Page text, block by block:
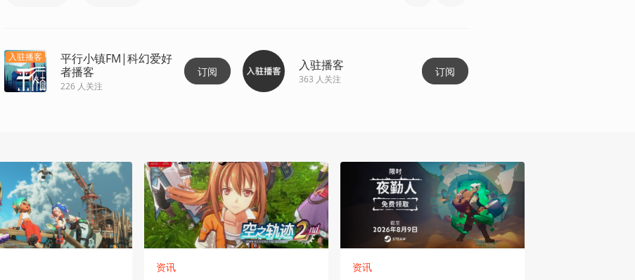
入驻播客
平行小镇FM|科幻爱好
者播客
226 人关注
订阅 入驻播客
363 人关注
订阅
资讯
资讯